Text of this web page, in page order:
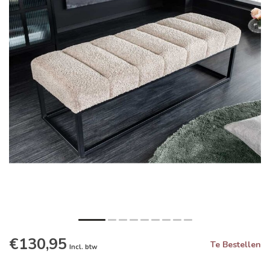
€130,95 Incl. btw Te Bestellen